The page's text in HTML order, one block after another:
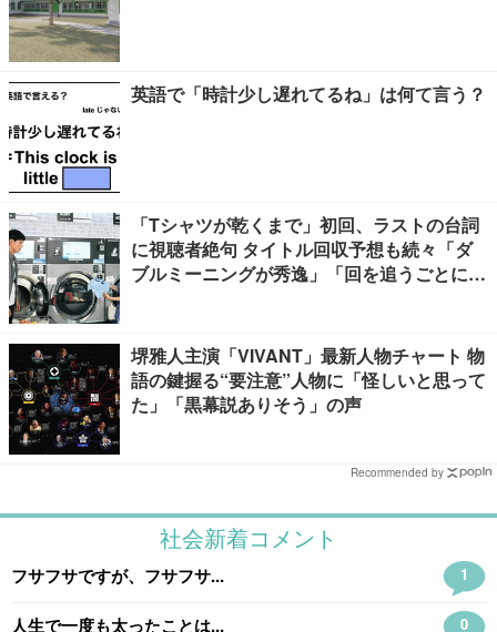
英語で「時計少し遅れてるね」は何て言う？
「Tシャツが乾くまで」初回、ラストの台詞
に視聴者絶句 タイトル回収予想も続々「ダ
ブルミーニングが秀逸」「回を追うごとに意
堺雅人主演「VIVANT」最新人物チャート 物
語の鍵握る“要注意”人物に「怪しいと思って
た」「黒幕説ありそう」の声
Recommended by